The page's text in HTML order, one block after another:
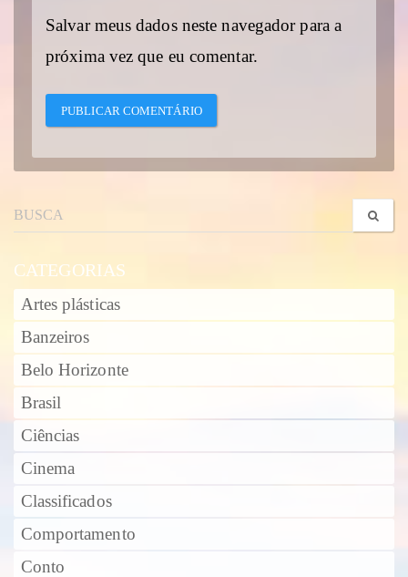
Salvar meus dados neste navegador para a
próxima vez que eu comentar.
CATEGORIAS
Artes plásticas
Banzeiros
Belo Horizonte
Brasil
Ciências
Cinema
Classificados
Comportamento
Conto